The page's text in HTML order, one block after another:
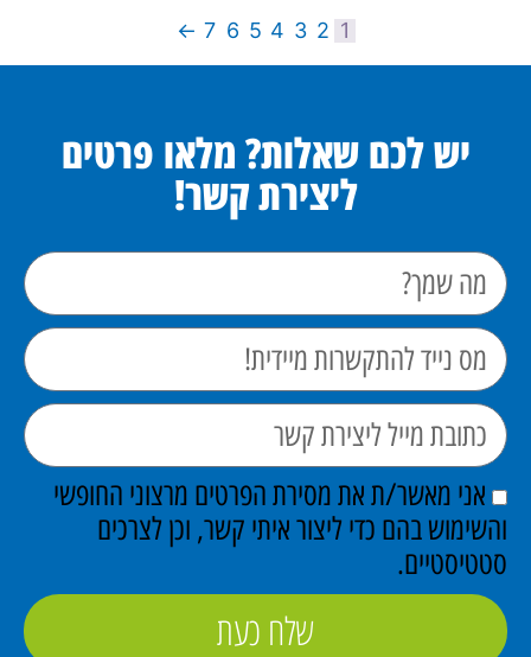
1
2
3
4
5
6
7
←
יש לכם שאלות? מלאו פרטים
ליצירת קשר!
אני מאשר/ת את מסירת הפרטים מרצוני החופשי
והשימוש בהם כדי ליצור איתי קשר, וכן לצרכים
סטטיסטיים.
שלח כעת